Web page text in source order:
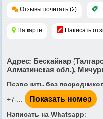
Отзывы почитать (2)
На карте Написать
Адрес: Бескайнар
Алматинская обл.),
Позвонить без
+7-...
Показать номер
Написать на Whatsapp: